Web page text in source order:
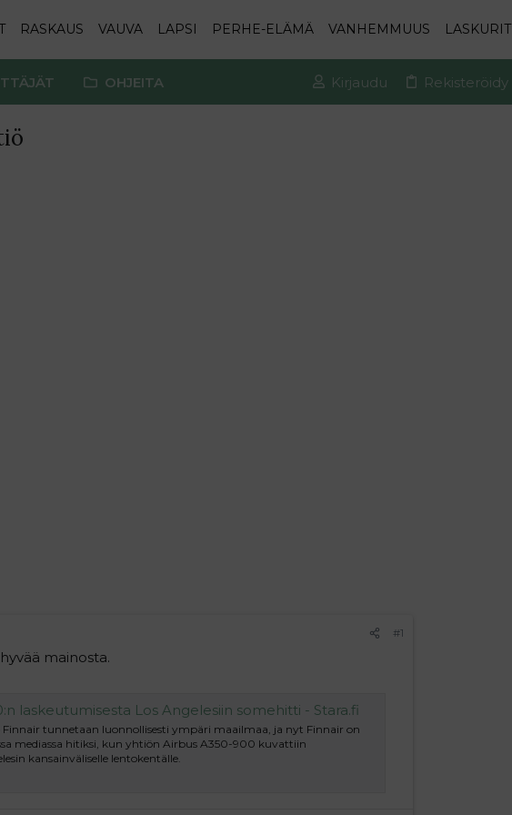
RASKAUS VAUVA LAPSI PERHE-ELÄMÄ VANHEMMUUS LASKURIT
OHJEITA Kirjaudu Rekisteröidy
#1
mainosta.
laskeutumisesta Los Angelesiin somehitti - Stara.fi
tunnetaan luonnollisesti ympäri maailmaa, ja nyt Finnair on
mediassa hitiksi, kun yhtiön Airbus A350-900 kuvattiin
kansainväliselle lentokentälle.